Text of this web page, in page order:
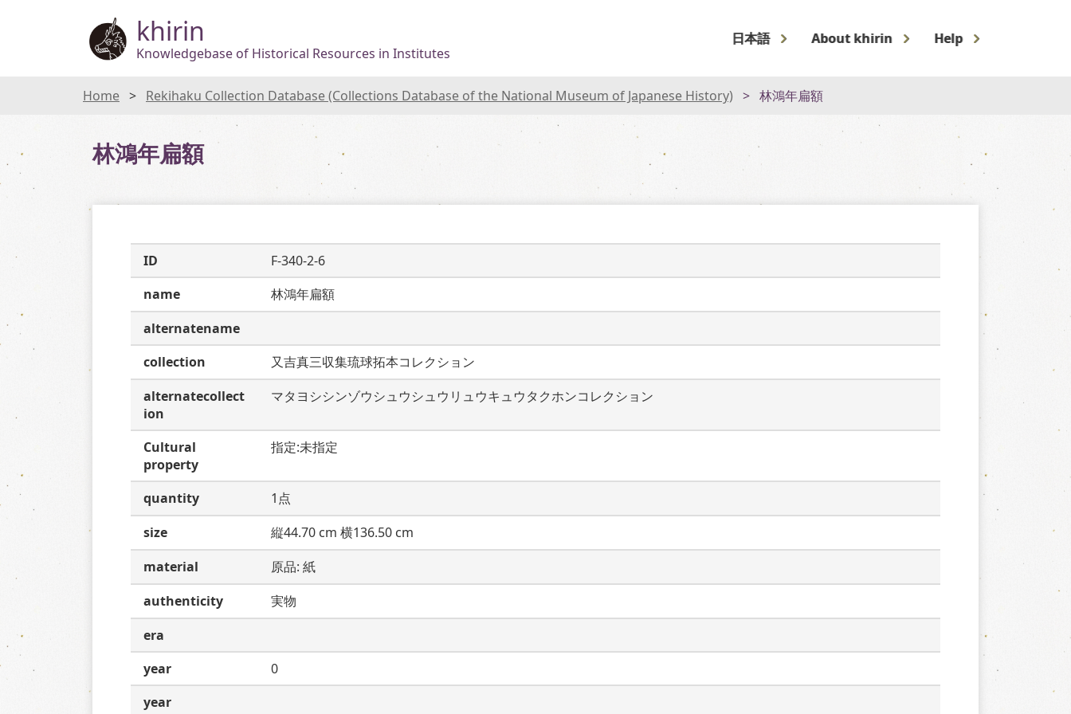
khirin
Knowledgebase of Historical Resources in Institutes
日本語 About khirin Help
Home Rekihaku Collection Database (Collections Database of the National Museum of Japanese History) 林鴻年扁額
林鴻年扁額
ID
F-340-2-6
name
林鴻年扁額
alternatename
collection
又吉真三収集琉球拓本コレクション
alternatecollect
ion
マタヨシシンゾウシュウシュウリュウキュウタクホンコレクション
Cultural
property
指定:未指定
quantity
1点
size
縦44.70 cm 横136.50 cm
material
原品: 紙
authenticity
実物
era
year
0
year